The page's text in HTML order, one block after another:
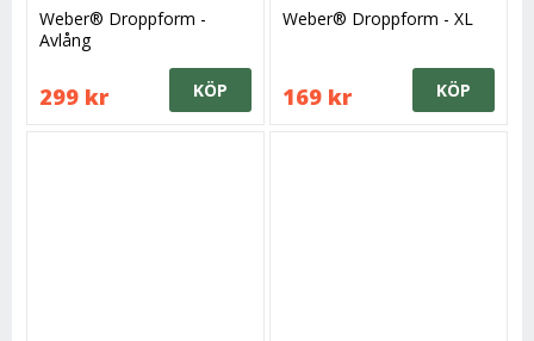
Weber® Droppform -
Avlång
299 kr KÖP
Weber® Droppform - XL
169 kr KÖP